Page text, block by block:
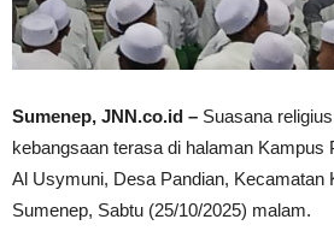
Sumenep, JNN.co.id – Suasana
kebangsaan terasa di halaman Kampus
Al Usymuni, Desa Pandian, Kecamatan
Sumenep, Sabtu (25/10/2025) malam.